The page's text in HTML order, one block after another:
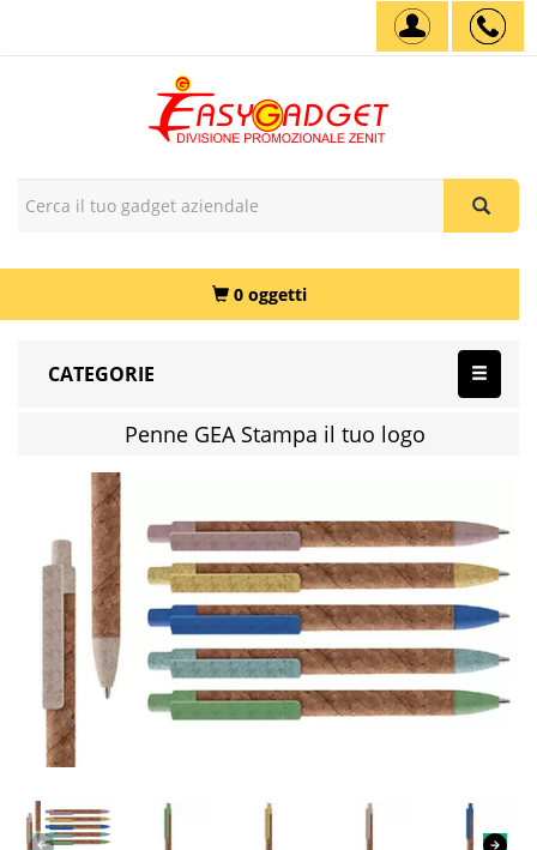
0 oggetti
CATEGORIE
Penne GEA Stampa il tuo logo